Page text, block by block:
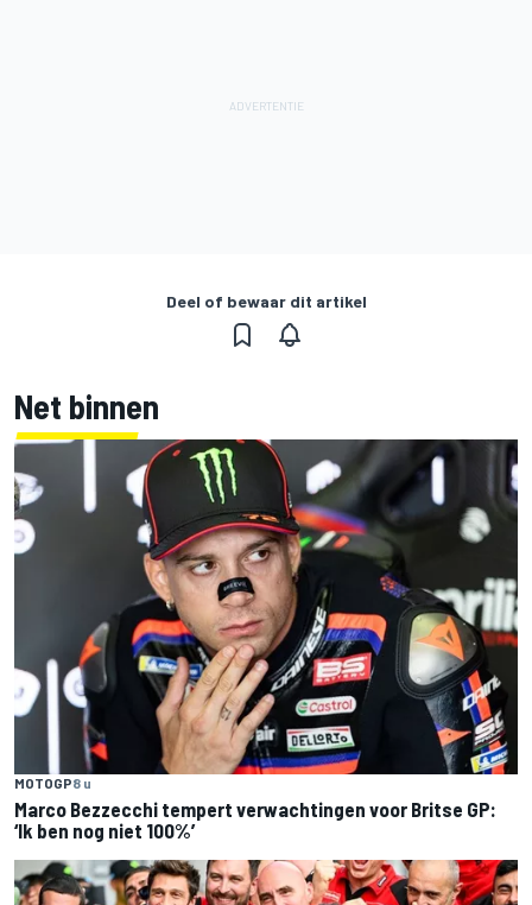
Deel of bewaar dit artikel
Net binnen
MOTOGP8 u
Marco Bezzecchi tempert verwachtingen voor Britse GP:
‘Ik ben nog niet 100%’